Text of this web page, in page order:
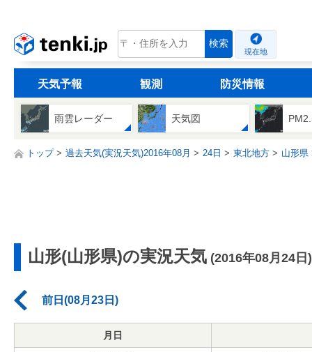
tenki.jp 検索
現在地
天気予報 観測 防災情報
雨雲レーダー 天気図
トップ 過去天気(実況天気)2016年08月 24日 東北地方 山形県
山形(山形県)の実況天気 (2016年08月24日)
前日(08月23日)
月日